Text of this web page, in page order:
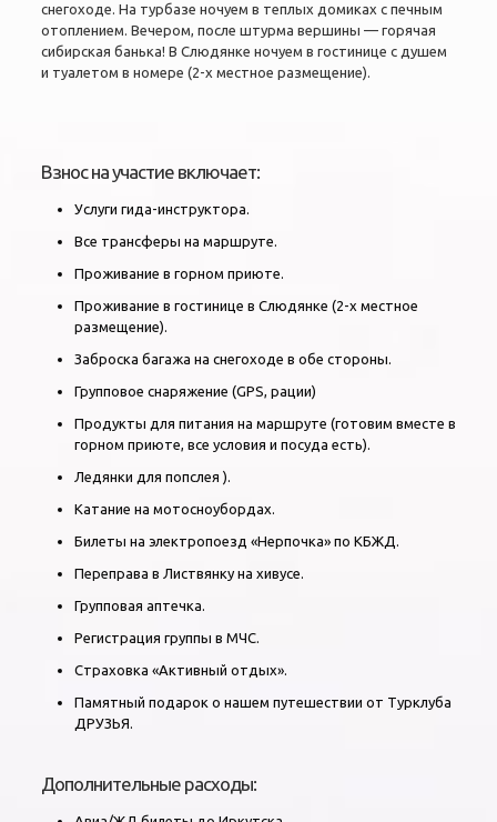
снегоходе. На турбазе ночуем в теплых домиках с печным
отоплением. Вечером, после штурма вершины — горячая
сибирская банька! В Слюдянке ночуем в гостинице с душем
и туалетом в номере (2-х местное размещение).
Взнос на участие включает:
Услуги гида-инструктора.
Все трансферы на маршруте.
Проживание в горном приюте.
Проживание в гостинице в Слюдянке (2-х местное
размещение).
Заброска багажа на снегоходе в обе стороны.
Групповое снаряжение (GPS, рации)
Продукты для питания на маршруте (готовим вместе в
горном приюте, все условия и посуда есть).
Ледянки для попслея ).
Катание на мотосноубордах.
Билеты на электропоезд «Нерпочка» по КБЖД.
Переправа в Листвянку на хивусе.
Групповая аптечка.
Регистрация группы в МЧС.
Страховка «Активный отдых».
Памятный подарок о нашем путешествии от Турклуба
ДРУЗЬЯ.
Дополнительные расходы: